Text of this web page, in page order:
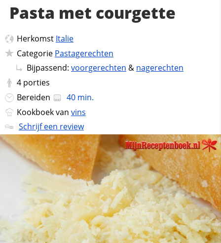
Pasta met courgette
Herkomst Italie
Categorie Pastagerechten
Bijpassend: voorgerechten & nagerechten
4 porties
Bereiden
40 min.
Kookboek van vins
Schrijf een review